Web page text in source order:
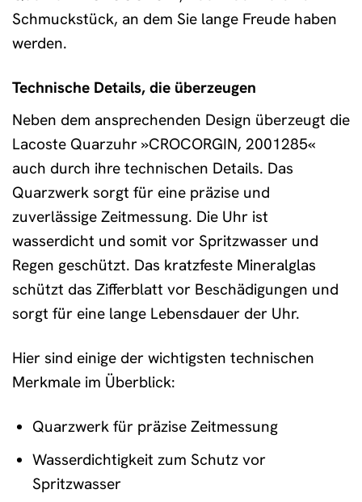
Schmuckstück, an dem Sie lange Freude haben
werden.
Technische Details, die überzeugen
Neben dem ansprechenden Design überzeugt die
Lacoste Quarzuhr »CROCORGIN, 2001285«
auch durch ihre technischen Details. Das
Quarzwerk sorgt für eine präzise und
zuverlässige Zeitmessung. Die Uhr ist
wasserdicht und somit vor Spritzwasser und
Regen geschützt. Das kratzfeste Mineralglas
schützt das Zifferblatt vor Beschädigungen und
sorgt für eine lange Lebensdauer der Uhr.
Hier sind einige der wichtigsten technischen
Merkmale im Überblick:
Quarzwerk für präzise Zeitmessung
Wasserdichtigkeit zum Schutz vor
Spritzwasser